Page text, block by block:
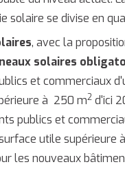
solaire se divise en
, avec la
solaires
et commerciaux
à 250 m2d'ici
publics et
utile supérieure
les nouveaux